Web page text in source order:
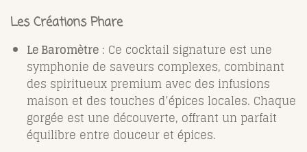
Les Créations Phare
Le Baromètre : Ce cocktail signature est une
symphonie de saveurs complexes, combinant
des spiritueux premium avec des infusions
maison et des touches d’épices locales. Chaque
gorgée est une découverte, offrant un parfait
équilibre entre douceur et épices.